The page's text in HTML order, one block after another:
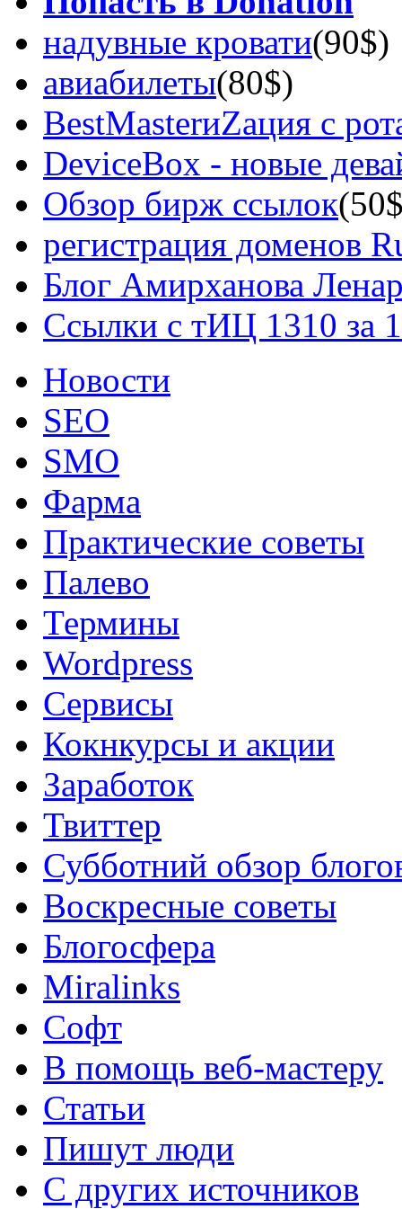
надувные кровати(90$)
авиабилеты(80$)
BestMasterиZация с
DeviceBox - новые
Обзор бирж ссылок
регистрация доменов
Блог Амирханова
Ссылки с тИЦ 1310 за
Новости
SEO
SMO
Фарма
Практические советы
Палево
Термины
Wordpress
Сервисы
Кокнкурсы и акции
Заработок
Твиттер
Субботний обзор
Воскресные советы
Блогосфера
Miralinks
Софт
В помощь веб-мастеру
Статьи
Пишут люди
С других источников